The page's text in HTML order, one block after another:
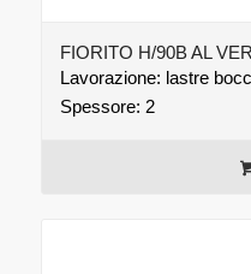
FIORITO H/90B AL
Lavorazione: lastre
Spessore: 2